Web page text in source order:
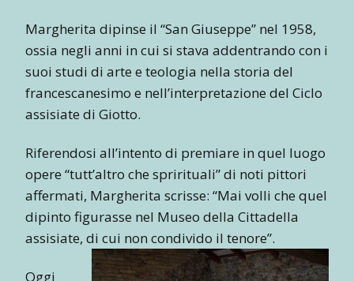
Margherita dipinse il “San Giuseppe” nel 1958,
ossia negli anni in cui si stava addentrando con i
suoi studi di arte e teologia nella storia del
francescanesimo e nell’interpretazione del Ciclo
assisiate di Giotto.
Riferendosi all’intento di premiare in quel luogo
opere “tutt’altro che sprirituali” di noti pittori
affermati, Margherita scrisse: “Mai volli che quel
dipinto figurasse nel Museo della Cittadella
assisiate, di cui non condivido il tenore”.
Oggi